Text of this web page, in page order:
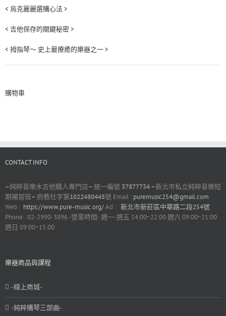
< 烏克麗麗選購心法 >
< 吉他保存的關鍵秘密 >
< 拇指琴～ 史上最療癒的樂器之一 >
購物車
CONTACT INFO
–純粹音樂木吉他職人專門店– 統一編號 37877734 –新北市私立純粹音樂短
期補習班– 府教社字第1022480445號 Email : puremusic254@gmail.com
Web : https://www.pure-music.org/Ad : 新北市新莊區中華路二段254號
Phone: 02-2990-3896 -營業時間- 週一-週五 14:00~22:00 週六 09:00~21:00
週日 09:00~15:00
樂器商品與課程
-線上商城-
-純粹購琴三部曲-